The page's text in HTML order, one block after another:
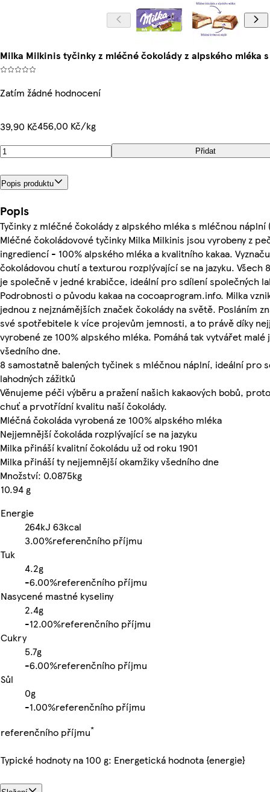
Milka Milkinis tyčinky z mléčné čokolády z alpského mléka
Zatím žádné hodnocení
39,90 Kč456,00 Kč/kg
Přidat
Popis produktu
Popis
Tyčinky z mléčné čokolády z alpského mléka s mléčnou náplní
Mléčné čokoládovové tyčinky Milka Milkinis jsou vyrobeny z
ingrediencí - 100% alpského mléka a kvalitního kakaa.
čokoládovou chutí a texturou rozplývající se na jazyku. Všech
je společně v jedné krabičce, ideální pro sdílení společných
Podrobnosti o původu kakaa na cocoaprogram.info. Milka
jednou z nejznámějších značek čokolády na světě. Posláním
své spotřebitele k více projevům jemnosti, a to právě díky
vyrobené ze 100% alpského mléka. Pomáhá tak vytvářet malé
všedního dne.
8 samostatně balených tyčinek s mléčnou náplní, ideální pro
lahodných zážitků
Věnujeme péči výběru a pražení našich kakaových bobů,
chuť a prvotřídní kvalitu naší čokolády.
Mléčná čokoláda vyrobená ze 100% alpského mléka
Nejjemnější čokoláda rozplývající se na jazyku
Milka přináší kvalitní čokoládu už od roku 1901
Milka přináší ty nejjemnější okamžiky všedního dne
Množství: 0.0875kg
10.94 g
Energie
264kJ 63kcal
3.00%referenčního příjmu
Tuk
4.2g
-6.00%referenčního příjmu
Nasycené mastné kyseliny
2.4g
-12.00%referenčního příjmu
Cukry
5.7g
-6.00%referenčního příjmu
Sůl
0g
-1.00%referenčního příjmu
referenčního příjmu*
Typické hodnoty na 100 g: Energetická hodnota {energie}